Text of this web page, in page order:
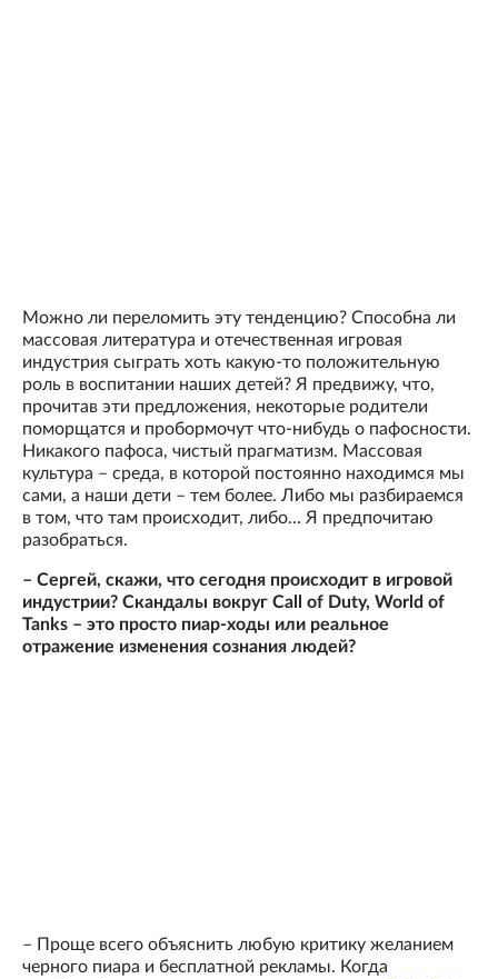
Можно ли переломить эту тенденцию? Способна ли
массовая литература и отечественная игровая
индустрия сыграть хоть какую-то положительную
роль в воспитании наших детей? Я предвижу, что,
прочитав эти предложения, некоторые родители
поморщатся и пробормочут что-нибудь о пафосности.
Никакого пафоса, чистый прагматизм. Массовая
культура – среда, в которой постоянно находимся мы
сами, а наши дети – тем более. Либо мы разбираемся
в том, что там происходит, либо... Я предпочитаю
разобраться.
– Сергей, скажи, что сегодня происходит в игровой
индустрии? Скандалы вокруг Call of Duty, World of
Tanks – это просто пиар-ходы или реальное
отражение изменения сознания людей?
– Проще всего объяснить любую критику желанием
черного пиара и бесплатной рекламы. Когда